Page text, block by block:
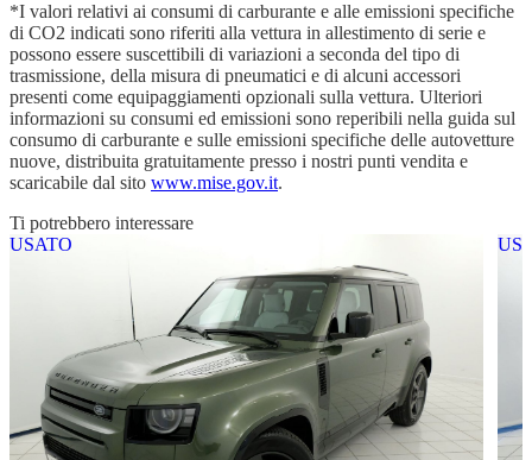
*I valori relativi ai consumi di carburante e alle emissioni specifiche
di CO2 indicati sono riferiti alla vettura in allestimento di serie e
possono essere suscettibili di variazioni a seconda del tipo di
trasmissione, della misura di pneumatici e di alcuni accessori
presenti come equipaggiamenti opzionali sulla vettura. Ulteriori
informazioni su consumi ed emissioni sono reperibili nella guida sul
consumo di carburante e sulle emissioni specifiche delle autovetture
nuove, distribuita gratuitamente presso i nostri punti vendita e
scaricabile dal sito www.mise.gov.it.
Ti potrebbero interessare
USATO